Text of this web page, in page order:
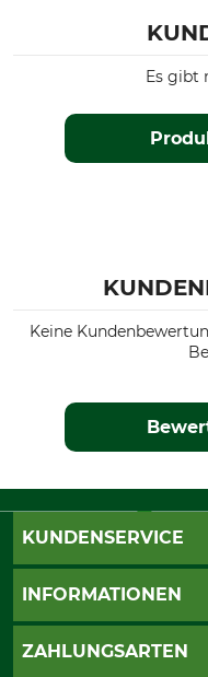
Es gibt
Keine
KUNDENSERVICE
Live-Shopping
INFORMATIONEN
AGB
ZAHLUNGSARTEN